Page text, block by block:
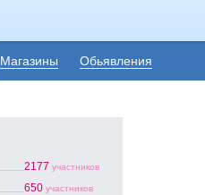
Магазины Обьявления
2177 участников
650 участников